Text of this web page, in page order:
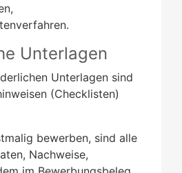
Unterlagen
Unterlagen sind
(Checklisten)
bewerben, sind alle
Nachweise,